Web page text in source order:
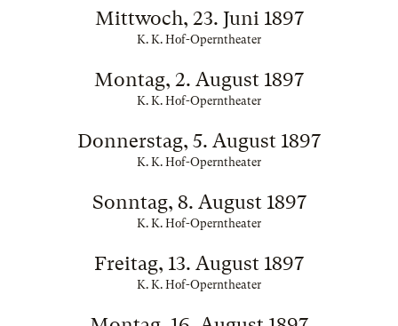
Mittwoch, 23. Juni 1897
K. K. Hof-Operntheater
Montag, 2. August 1897
K. K. Hof-Operntheater
Donnerstag, 5. August 1897
K. K. Hof-Operntheater
Sonntag, 8. August 1897
K. K. Hof-Operntheater
Freitag, 13. August 1897
K. K. Hof-Operntheater